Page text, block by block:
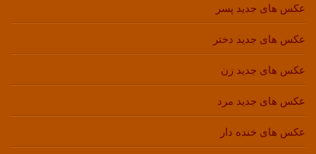
عکس های جدید پسر
عکس های جدید دختر
عکس های جدید زن
عکس های جدید مرد
عکس های خنده دار